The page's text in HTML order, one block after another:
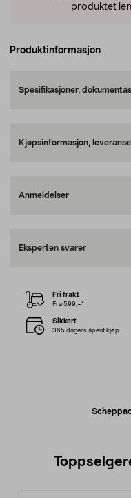
produktet
Produktinformasjon
Spesifikasjoner,
Kjøpsinformasjon,
Anmeldelser
Eksperten svarer
Fri frakt
Fra 599,–*
Sikkert
365 dagers åpent kjøp